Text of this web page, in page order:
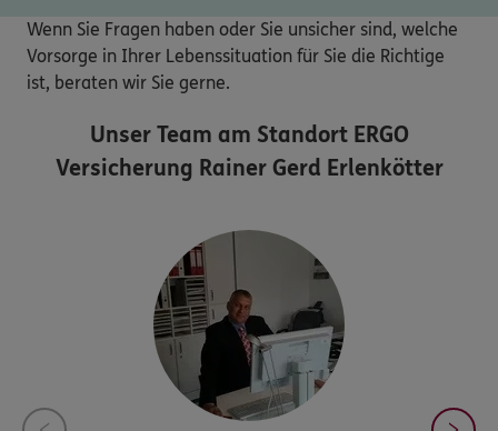
Wenn Sie Fragen haben oder Sie unsicher sind, welche
Vorsorge in Ihrer Lebenssituation für Sie die Richtige
ist, beraten wir Sie gerne.
Unser Team am StandortERGO
Versicherung Rainer Gerd Erlenkötter